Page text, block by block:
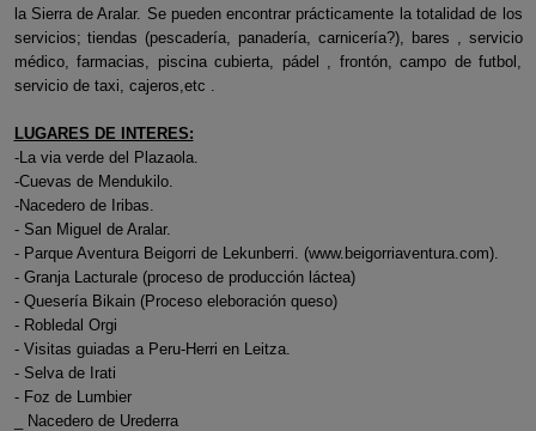
la Sierra de Aralar. Se pueden encontrar prácticamente la totalidad de los
servicios; tiendas (pescadería, panadería, carnicería?), bares , servicio
médico, farmacias, piscina cubierta, pádel , frontón, campo de futbol,
servicio de taxi, cajeros,etc .
LUGARES DE INTERES:
-La via verde del Plazaola.
-Cuevas de Mendukilo.
-Nacedero de Iribas.
- San Miguel de Aralar.
- Parque Aventura Beigorri de Lekunberri. (www.beigorriaventura.com).
- Granja Lacturale (proceso de producción láctea)
- Quesería Bikain (Proceso eleboración queso)
- Robledal Orgi
- Visitas guiadas a Peru-Herri en Leitza.
- Selva de Irati
- Foz de Lumbier
_ Nacedero de Urederra